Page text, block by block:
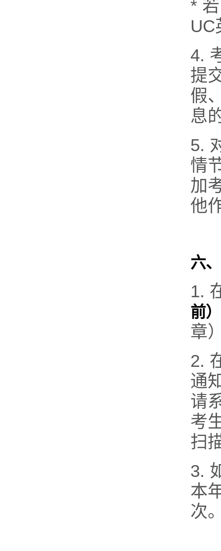
*
UC
4.
提
假
息
5.
情
加
他
六
1.
前）
章
2.
通
请
考
扫
3.
本
次